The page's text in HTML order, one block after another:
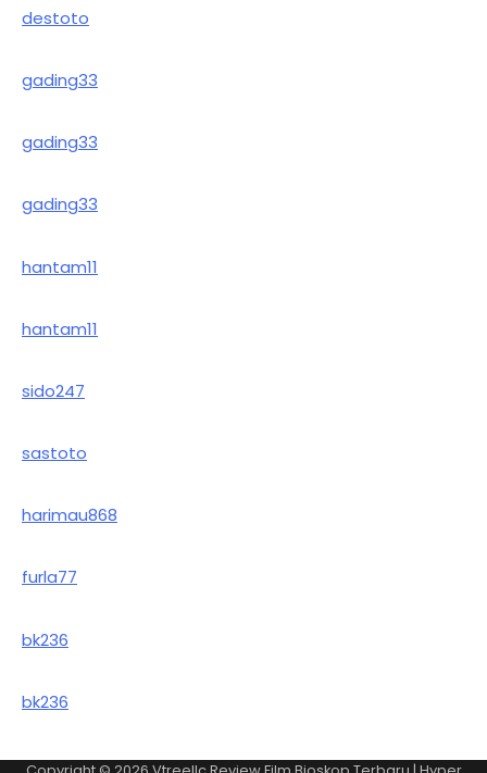
destoto
gading33
gading33
gading33
hantam11
hantam11
sido247
sastoto
harimau868
furla77
bk236
bk236